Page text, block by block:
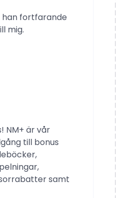
han fortfarande
mig.
NM+ är vår
till bonus
samt